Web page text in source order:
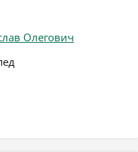
Олегович